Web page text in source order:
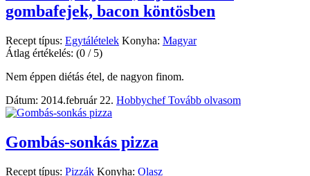
gombafejek, bacon köntösben
Recept típus: Egytálételek Konyha: Magyar
Átlag értékelés: (0 / 5)
Nem éppen diétás étel, de nagyon finom.
Dátum: 2014.február 22. HobbychefTovább olvasom
Gombás-sonkás pizza
Recept típus: Pizzák Konyha: Olasz